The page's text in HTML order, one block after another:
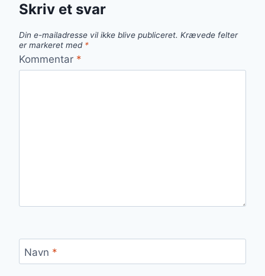
Skriv et svar
Din e-mailadresse vil ikke blive publiceret. Krævede felter
er markeret med *
Kommentar *
Navn *